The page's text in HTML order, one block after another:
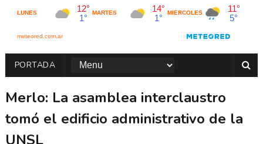
PORTADA
Merlo: La asamblea interclaustro
tomó el edificio administrativo de la
UNSL